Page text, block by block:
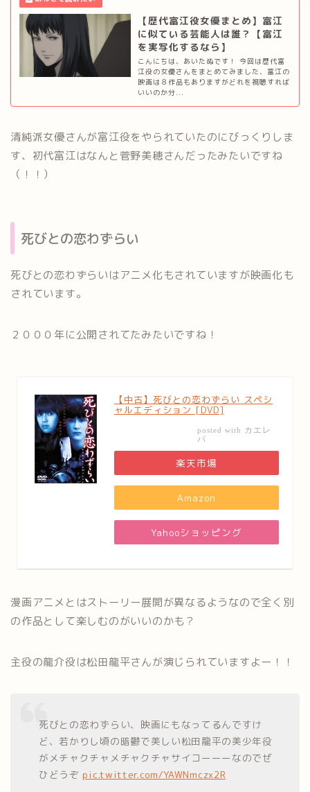
【歴代富江役女優まとめ】富江
に似ている芸能人は誰？【富江
を実写化するなら】
こんにちは、あいたぬです！ 今回は歴代富
江役の女優さんをまとめてみました、富江の
映画は８作品もありますがどれを視聴すれば
いいのか分...
清純派女優さんが富江役をやられていたのにびっくりしま
す、初代富江はなんと菅野美穂さんだったみたいですね
（！！）
死びとの恋わずらい
死びとの恋わずらいはアニメ化もされていますが映画化も
されています。
２０００年に公開されてたみたいですね！
【中古】死びとの恋わずらい スペシ
ャルエディション [DVD]
posted with カエレ
バ
楽天市場
Amazon
Yahooショッピング
漫画アニメとはストーリー展開が異なるようなので全く別
の作品として楽しむのがいいのかも？
主役の龍介役は松田龍平さんが演じられていますよー！！
死びとの恋わずらい、映画にもなってるんですけ
ど、若かりし頃の暗鬱で美しい松田龍平の美少年役
がメチャクチャメチャクチャサイコーーーなのでぜ
ひどうぞpic.twitter.com/YAWNmczx2R